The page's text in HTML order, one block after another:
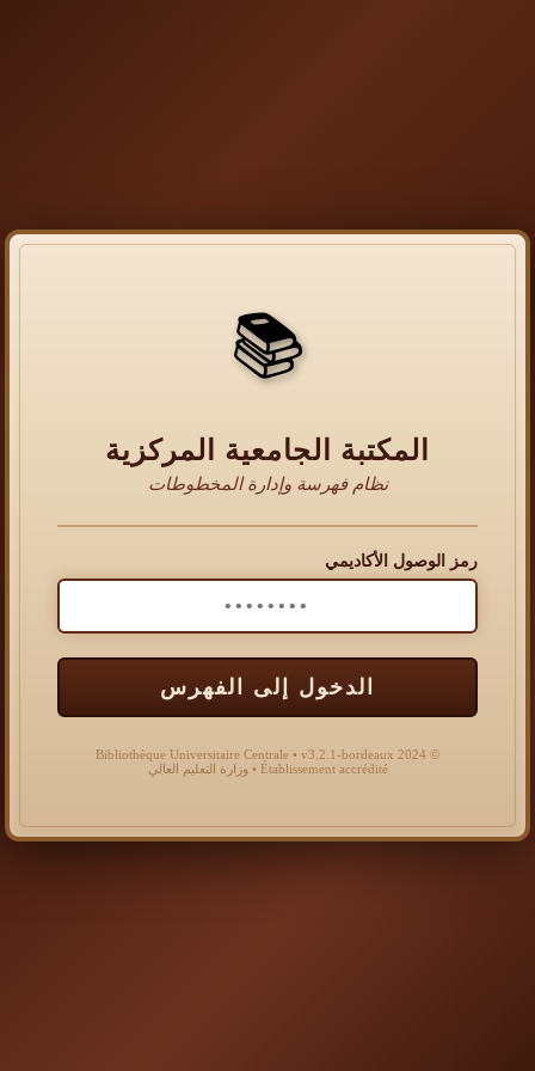
📚
المكتبة الجامعية المركزية
نظام فهرسة وإدارة المخطوطات
رمز الوصول الأكاديمي
الدخول إلى الفهرس
© 2024 Bibliothèque Universitaire Centrale • v3.2.1-bordeaux
Établissement accrédité • وزارة التعليم العالي